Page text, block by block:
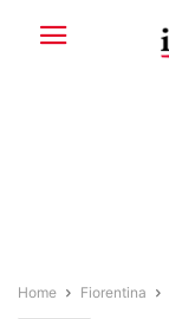
Home Fiorentina